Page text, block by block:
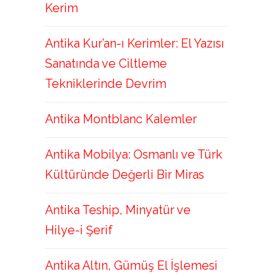
Kerim
Antika Kur’an-ı Kerimler: El Yazısı
Sanatında ve Ciltleme
Tekniklerinde Devrim
Antika Montblanc Kalemler
Antika Mobilya: Osmanlı ve Türk
Kültüründe Değerli Bir Miras
Antika Teship, Minyatür ve
Hilye-i Şerif
Antika Altın, Gümüş El İşlemesi